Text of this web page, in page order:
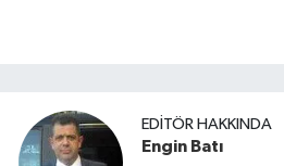
EDITÖR HAKKINDA
Engin Batı